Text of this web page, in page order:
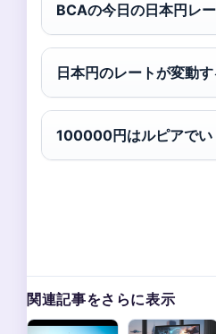
BCAの今日の日本円レ
日本円のレートが変動
100000円はルピアでい
関連記事をさらに表示